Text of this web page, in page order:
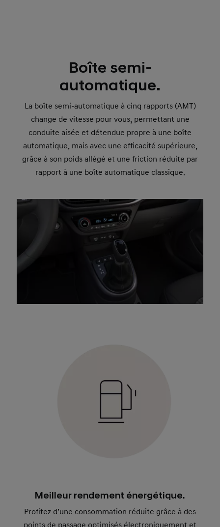
Boîte semi-
automatique.
La boîte semi-automatique à cinq rapports (AMT)
change de vitesse pour vous, permettant une
conduite aisée et détendue propre à une boîte
automatique, mais avec une efficacité supérieure,
grâce à son poids allégé et une friction réduite par
rapport à une boîte automatique classique.
Meilleur rendement énergétique.
Profitez d’une consommation réduite grâce à des